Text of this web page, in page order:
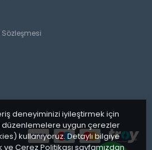
deneyiminizi iyileştirmek için
düzenlemelere uygun çerezler
kullanıyoruz. Detaylı bilgiye
ve Çerez Politikası sayfamızdan
Sözleşmesi